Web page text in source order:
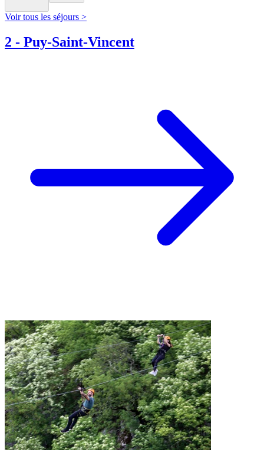
Voir tous les séjours >
2 - Puy-Saint-Vincent